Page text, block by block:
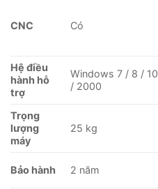
CNC Có
Hệ điều
hành hỗ
trợ
Windows 7 / 8 / 10
/ 2000
Trọng
lượng
máy
25 kg
Bảo hành 2 năm